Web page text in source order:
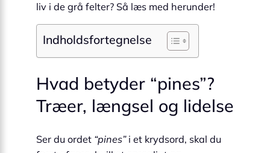
liv i de grå felter? Så læs med herunder!
Indholdsfortegnelse
Hvad betyder “pines”?
Træer, længsel og lidelse
Ser du ordet “pines”i et krydsord, skal du